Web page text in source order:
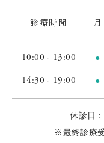
診療時間 月
10:00 - 13:00 ●
14:30 - 19:00 ●
休診日
※最終診療